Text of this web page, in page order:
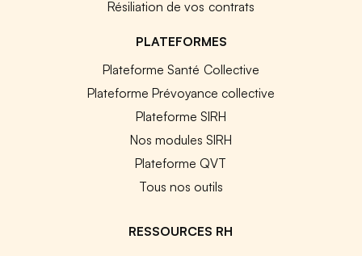
Résiliation de vos contrats
PLATEFORMES
Plateforme Santé Collective
Plateforme Prévoyance collective
Plateforme SIRH
Nos modules SIRH
Plateforme QVT
Tous nos outils
RESSOURCES RH